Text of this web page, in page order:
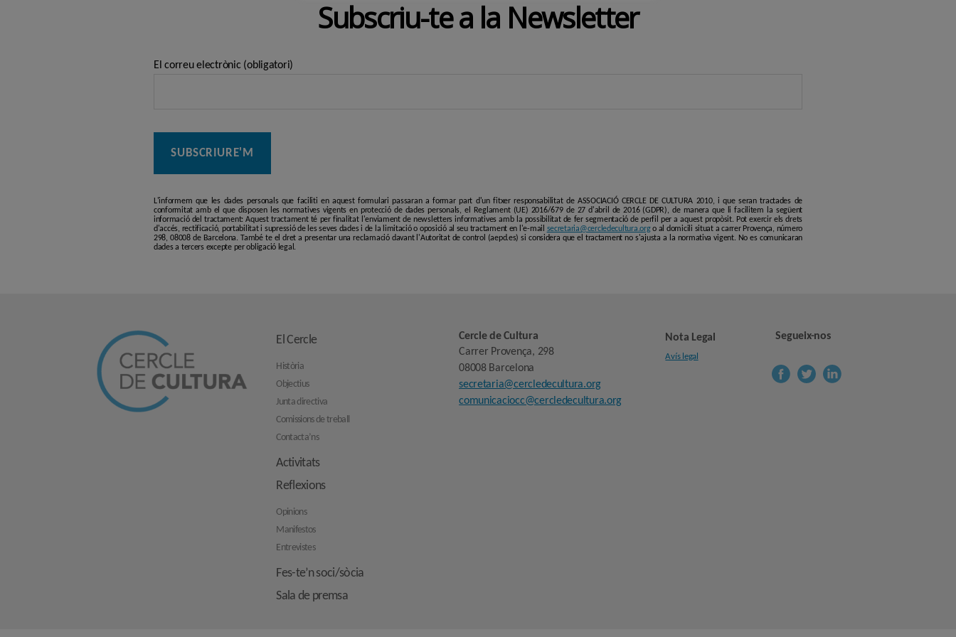
Subscriu-te a la Newsletter
El correu electrònic (obligatori)
L'informem que les dades personals que faciliti en aquest formulari passaran a formar part d'un fitxer responsabilitat de ASSOCIACIÓ CERCLE DE CULTURA 2010, i que seran tractades de
conformitat amb el que disposen les normatives vigents en protecció de dades personals, el Reglament (UE) 2016/679 de 27 d'abril de 2016 (GDPR), de manera que li facilitem la següent
informació del tractament: Aquest tractament té per finalitat l'enviament de newsletters informatives amb la possibilitat de fer segmentació de perfil per a aquest propòsit. Pot exercir els drets
d'accés, rectificació, portabilitat i supressió de les seves dades i de la limitació o oposició al seu tractament en l'e-mail secretaria@cercledecultura.orgo al domicili situat a carrer Provença, número
298, 08008 de Barcelona. També te el dret a presentar una reclamació davant l'Autoritat de control (aepd.es) si considera que el tractament no s'ajusta a la normativa vigent. No es comunicaran
dades a tercers excepte per obligació legal.
El Cercle
Història
Objectius
Junta directiva
Comissions de treball
Contacta’ns
Activitats
Reflexions
Opinions
Manifestos
Entrevistes
Fes-te’n soci/sòcia
Sala de premsa
Cercle de Cultura
Carrer Provença, 298
08008 Barcelona
secretaria@cercledecultura.org
comunicaciocc@cercledecultura.org
Nota Legal
Avís legal
Segueix-nos